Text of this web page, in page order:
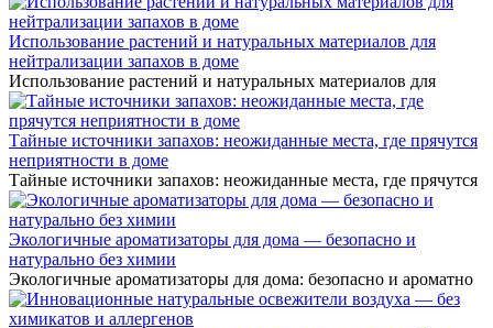
Использование растений и натуральных материалов для
нейтрализации запахов в доме
Использование растений и натуральных материалов для
Тайные источники запахов: неожиданные места, где прячутся
неприятности в доме
Тайные источники запахов: неожиданные места, где прячутся
Экологичные ароматизаторы для дома — безопасно и
натурально без химии
Экологичные ароматизаторы для дома: безопасно и ароматно